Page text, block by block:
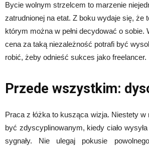
Bycie wolnym strzelcem to marzenie
zatrudnionej na etat. Z boku wydaje się, że
którym można w pełni decydować o
cena za taką niezależność potrafi być
robić, żeby odnieść sukces jako freelancer.
Przede wszystkim:
Praca z łóżka to kusząca wizja. Niestety
być zdyscyplinowanym, kiedy ciało
sygnały. Nie ulegaj pokusie